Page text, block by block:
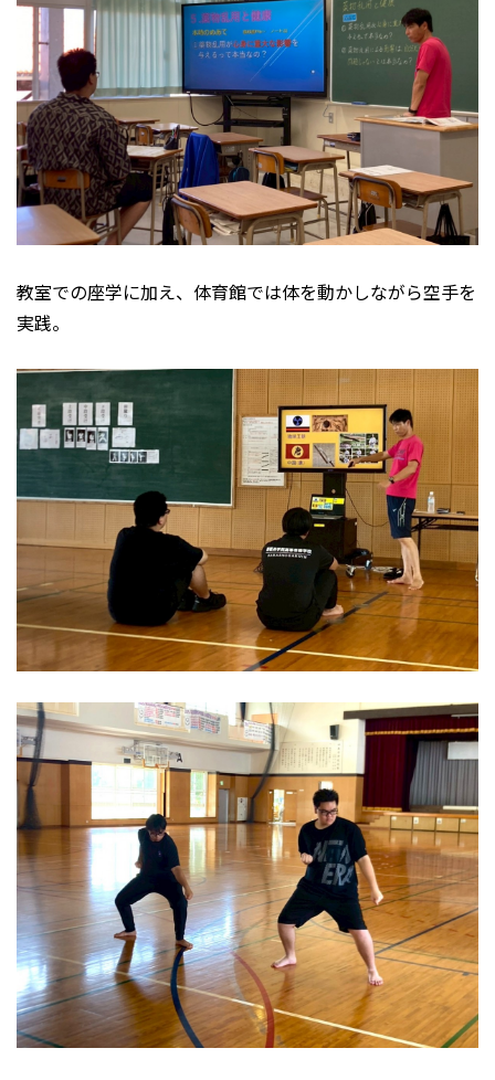
教室での座学に加え、体育館では体を動かしながら空手を
実践。